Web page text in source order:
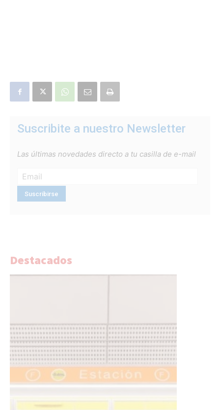
Suscribite a nuestro Newsletter
Las últimas novedades directo a tu casilla de e-mail
Destacados